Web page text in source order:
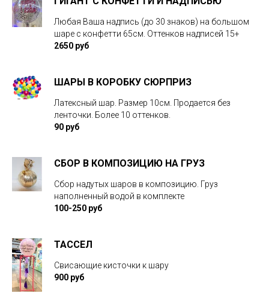
Любая Ваша надпись (до 30 знаков) на большом
шаре с конфетти 65см. Оттенков надписей 15+
2650 руб
ШАРЫ В КОРОБКУ СЮРПРИЗ
Латексный шар. Размер 10см. Продается без
ленточки. Более 10 оттенков.
90 руб
СБОР В КОМПОЗИЦИЮ НА ГРУЗ
Сбор надутых шаров в композицию. Груз
наполненный водой в комплекте
100-250 руб
ТАССЕЛ
Свисающие кисточки к шару
900 руб